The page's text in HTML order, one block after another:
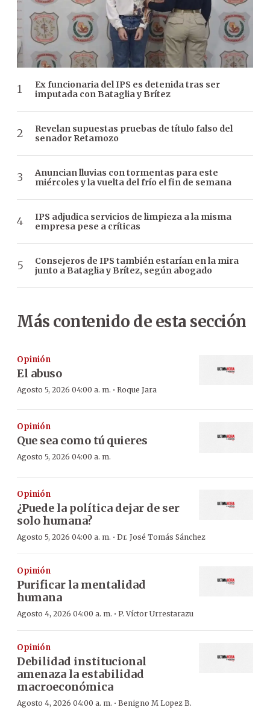
Ex funcionaria del IPS es detenida tras ser
imputada con Bataglia y Brítez
Revelan supuestas pruebas de título falso del
senador Retamozo
Anuncian lluvias con tormentas para este
miércoles y la vuelta del frío el fin de semana
IPS adjudica servicios de limpieza a la misma
empresa pese a críticas
Consejeros de IPS también estarían en la mira
junto a Bataglia y Brítez, según abogado
Más contenido de esta sección
Opinión
El abuso
Agosto 5, 2026 04:00 a. m. · Roque Jara
Opinión
Que sea como tú quieres
Agosto 5, 2026 04:00 a. m.
Opinión
¿Puede la política dejar de ser
solo humana?
Agosto 5, 2026 04:00 a. m. · Dr. José Tomás Sánchez
Opinión
Purificar la mentalidad
humana
Agosto 4, 2026 04:00 a. m. · P. Víctor Urrestarazu
Opinión
Debilidad institucional
amenaza la estabilidad
macroeconómica
Agosto 4, 2026 04:00 a. m. · Benigno M Lopez B.